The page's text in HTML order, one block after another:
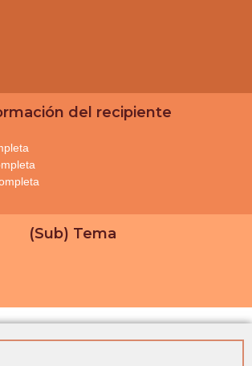
del recipiente
(Sub) Tema